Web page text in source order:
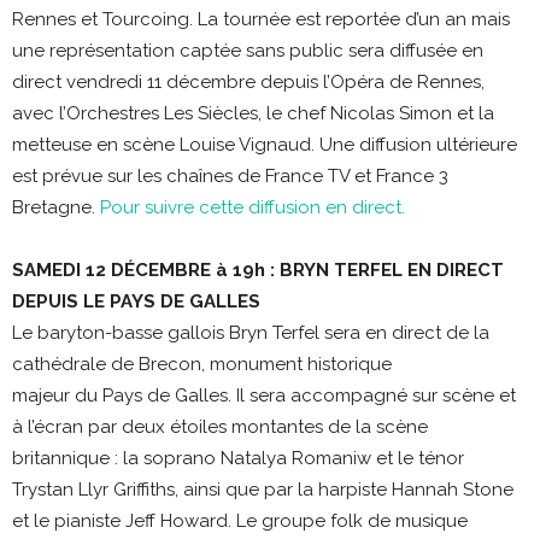
Rennes et Tourcoing. La tournée est reportée d’un an mais
une représentation captée sans public sera diffusée en
direct vendredi 11 décembre depuis l’Opéra de Rennes,
avec l’Orchestres Les Siècles, le chef Nicolas Simon et la
metteuse en scène Louise Vignaud. Une diffusion ultérieure
est prévue sur les chaînes de France TV et France 3
Bretagne. Pour suivre cette diffusion en direct.
SAMEDI 12 DÉCEMBRE à 19h : BRYN TERFEL EN DIRECT
DEPUIS LE PAYS DE GALLES
Le baryton-basse gallois Bryn Terfel sera en direct de la
cathédrale de Brecon, monument historique
majeur du Pays de Galles. Il sera accompagné sur scène et
à l’écran par deux étoiles montantes de la scène
britannique : la soprano Natalya Romaniw et le ténor
Trystan Llyr Griffiths, ainsi que par la harpiste Hannah Stone
et le pianiste Jeff Howard. Le groupe folk de musique